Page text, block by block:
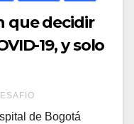
que decidir
19, y solo
de Bogotá